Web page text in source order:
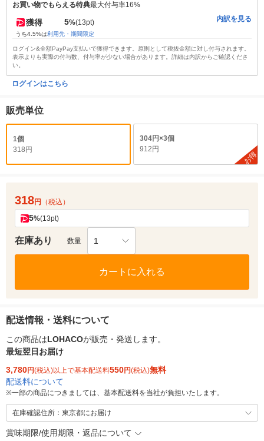
お買い物でもらえる特典最大付与率16%
獲得 5%(13pt)
うち4.5%は利用先・期間限定
内訳を見る
ログイン&全額PayPay支払いで獲得できます。原則として税抜金額に対し付与されます。
表示よりも実際の付与数、付与率が少ない場合があります。詳細は内訳からご確認くださ
い。
ログインはこちら
販売単位
1個
318円
304円×3個
912円
お得
318円 （税込）
5%(13pt)
在庫あり 数量 1
カートに入れる
配送情報・送料について
この商品はLOHACOが販売・発送します。
最短翌日お届け
3,780円(税込)以上で基本配送料550円(税込)無料
配送料について
※一部の商品につきましては、基本配送料を当社が負担いたします。
在庫確認住所：東京都にお届け
賞味期限/使用期限・返品について